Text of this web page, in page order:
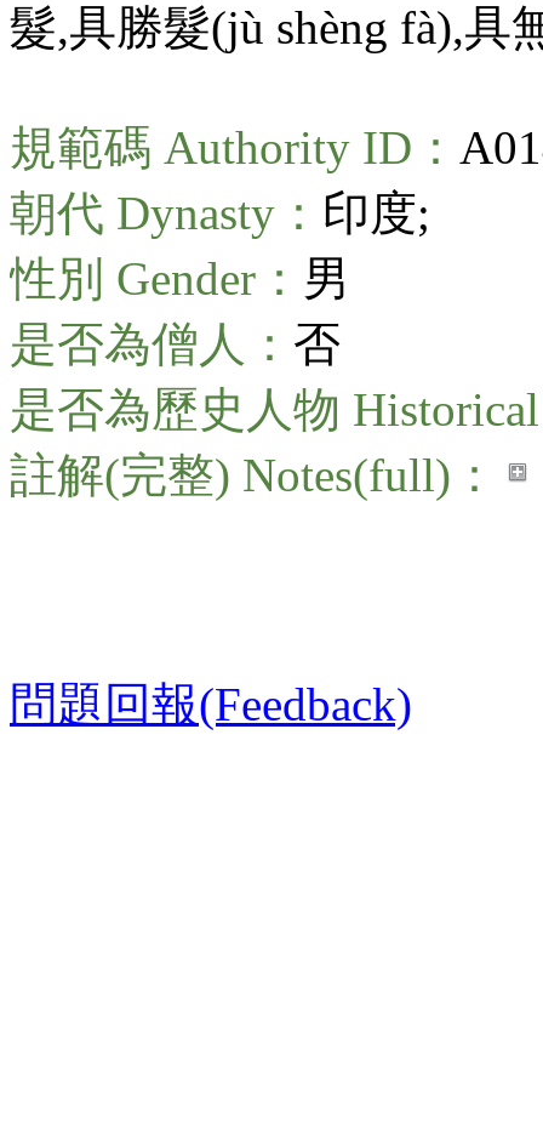
髮,具勝髮(jù shèng fà),具
規範碼 Authority ID：
朝代 Dynasty： 印度;
性別 Gender： 男
是否為僧人： 否
是否為歷史人物 Historical
註解(完整) Notes(full)：
問題回報(Feedback)